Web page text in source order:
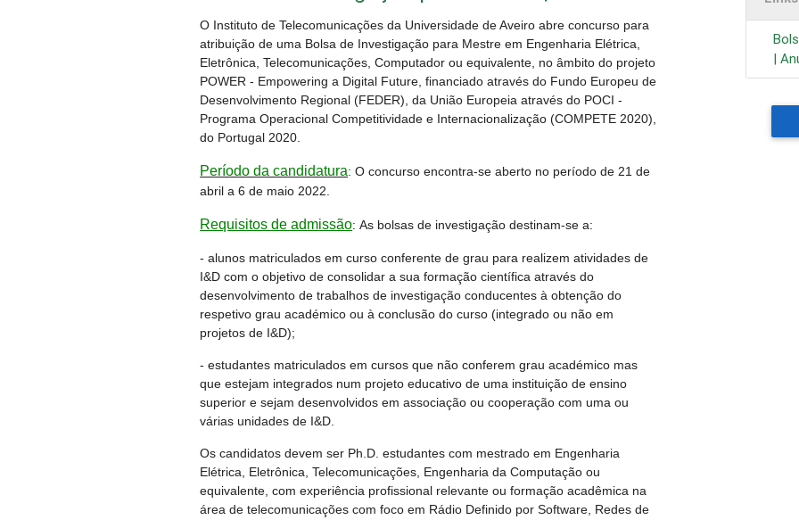
O Instituto de Telecomunicações da Universidade de Aveiro abre concurso para
atribuição de uma Bolsa de Investigação para Mestre em Engenharia Elétrica,
Eletrônica, Telecomunicações, Computador ou equivalente, no âmbito do projeto
POWER - Empowering a Digital Future, financiado através do Fundo Europeu de
Desenvolvimento Regional (FEDER), da União Europeia através do POCI -
Programa Operacional Competitividade e Internacionalização (COMPETE 2020),
do Portugal 2020.
Período da candidatura: O concurso encontra-se aberto no período de 21 de
abril a 6 de maio 2022.
Requisitos de admissão: As bolsas de investigação destinam-se a:
- alunos matriculados em curso conferente de grau para realizem atividades de
I&D com o objetivo de consolidar a sua formação científica através do
desenvolvimento de trabalhos de investigação conducentes à obtenção do
respetivo grau académico ou à conclusão do curso (integrado ou não em
projetos de I&D);
- estudantes matriculados em cursos que não conferem grau académico mas
que estejam integrados num projeto educativo de uma instituição de ensino
superior e sejam desenvolvidos em associação ou cooperação com uma ou
várias unidades de I&D.
Os candidatos devem ser Ph.D. estudantes com mestrado em Engenharia
Elétrica, Eletrônica, Telecomunicações, Engenharia da Computação ou
equivalente, com experiência profissional relevante ou formação acadêmica na
área de telecomunicações com foco em Rádio Definido por Software, Redes de
|